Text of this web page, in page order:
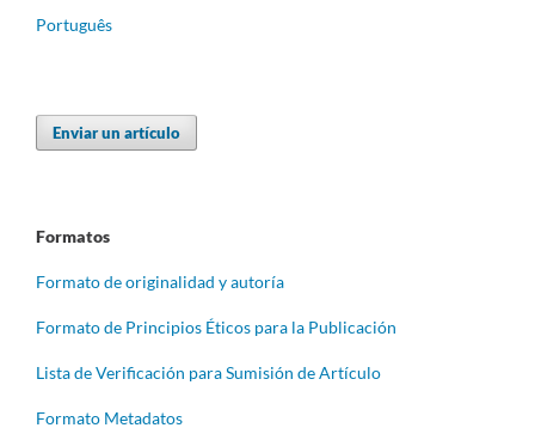
Português
Enviar un artículo
Formatos
Formato de originalidad y autoría
Formato de Principios Éticos para la Publicación
Lista de Verificación para Sumisión de Artículo
Formato Metadatos